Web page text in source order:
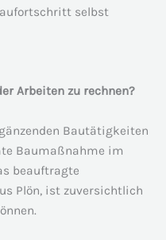
selbst
Arbeiten zu rechnen?
Bautätigkeiten
Baumaßnahme im
beauftragte
Plön, ist zuversichtlich